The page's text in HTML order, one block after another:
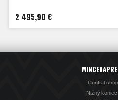
2 495,90 €
Central
Nižný koniec